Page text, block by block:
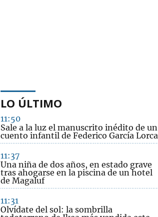
LO ÚLTIMO
11:50
Sale a la luz el manuscrito inédito de un
cuento infantil de Federico García Lorca
11:37
Una niña de dos años, en estado grave
tras ahogarse en la piscina de un hotel
de Magaluf
11:31
Olvídate del sol: la sombrilla